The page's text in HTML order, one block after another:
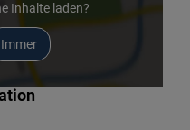
Inhalte laden?
Immer